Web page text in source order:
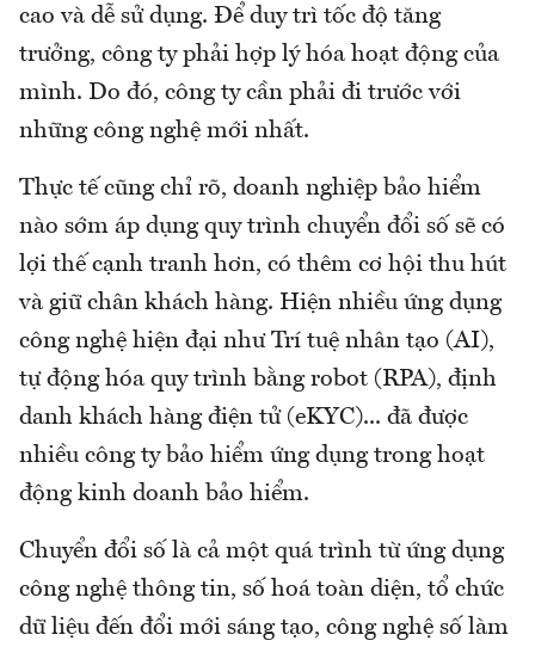
cao và dễ sử dụng. Để duy trì tốc độ tăng
trưởng, công ty phải hợp lý hóa hoạt động của
mình. Do đó, công ty cần phải đi trước với
những công nghệ mới nhất.
Thực tế cũng chỉ rõ, doanh nghiệp bảo hiểm
nào sớm áp dụng quy trình chuyển đổi số sẽ có
lợi thế cạnh tranh hơn, có thêm cơ hội thu hút
và giữ chân khách hàng. Hiện nhiều ứng dụng
công nghệ hiện đại như Trí tuệ nhân tạo (AI),
tự động hóa quy trình bằng robot (RPA), định
danh khách hàng điện tử (eKYC)... đã được
nhiều công ty bảo hiểm ứng dụng trong hoạt
động kinh doanh bảo hiểm.
Chuyển đổi số là cả một quá trình từ ứng dụng
công nghệ thông tin, số hoá toàn diện, tổ chức
dữ liệu đến đổi mới sáng tạo, công nghệ số làm